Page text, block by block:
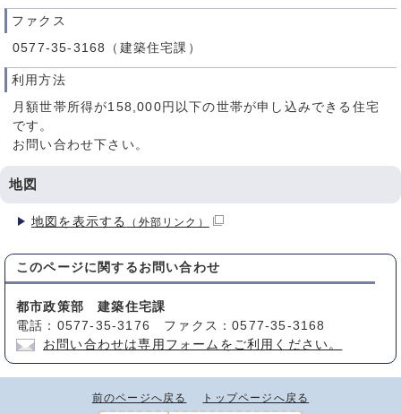
ファクス
0577-35-3168（建築住宅課）
利用方法
月額世帯所得が158,000円以下の世帯が申し込みできる住宅
です。
お問い合わせ下さい。
地図
地図を表示する （外部リンク）
このページに関する お問い合わせ
都市政策部 建築住宅課
電話：0577-35-3176 ファクス：0577-35-3168
お問い合わせは専用フォームをご利用ください。
前のページへ戻る トップページへ戻る